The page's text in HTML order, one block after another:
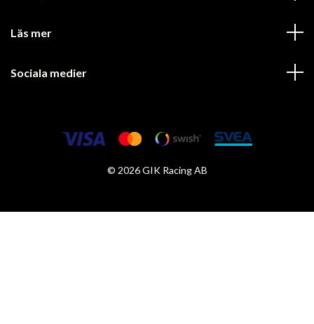
Läs mer
Sociala medier
© 2026 GIK Racing AB